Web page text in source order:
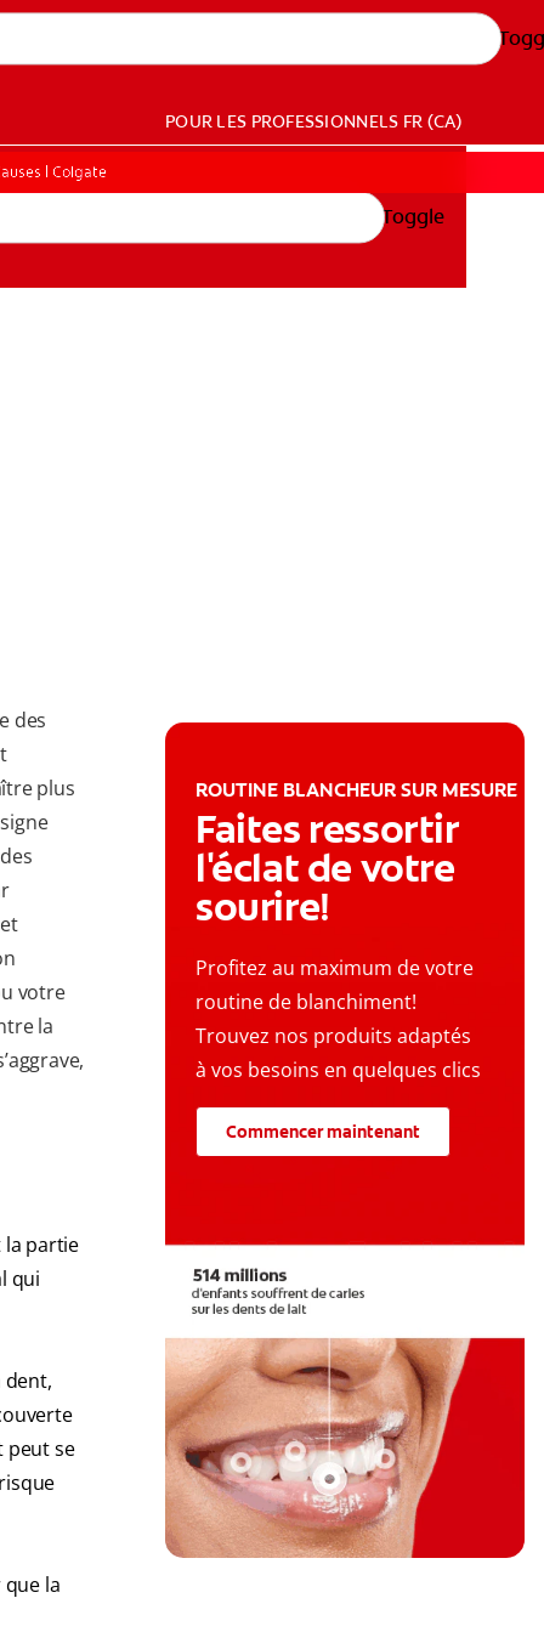
POUR LES PROFESSIONNELS FR (CA)
Toggle
| Colgate
des
plus
votre
la
la partie
qui
dent,
peut se
la
ROUTINE BLANCHEUR SUR MESURE
Faites ressortir
l'éclat de votre
sourire!
Profitez au maximum de votre
routine de blanchiment!
Trouvez nos produits adaptés
à vos besoins en quelques clics
Commencer maintenant